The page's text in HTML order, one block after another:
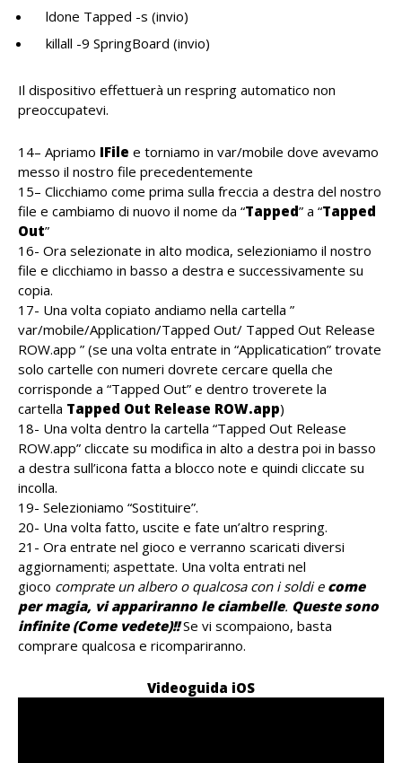
ldone Tapped -s (invio)
killall -9 SpringBoard (invio)
Il dispositivo effettuerà un respring automatico non
preoccupatevi.
14– Apriamo IFile e torniamo in var/mobile dove avevamo
messo il nostro file precedentemente
15– Clicchiamo come prima sulla freccia a destra del nostro
file e cambiamo di nuovo il nome da “Tapped” a “Tapped
Out”
16- Ora selezionate in alto modica, selezioniamo il nostro
file e clicchiamo in basso a destra e successivamente su
copia.
17- Una volta copiato andiamo nella cartella ”
var/mobile/Application/Tapped Out/ Tapped Out Release
ROW.app ” (se una volta entrate in “Applicatication” trovate
solo cartelle con numeri dovrete cercare quella che
corrisponde a “Tapped Out” e dentro troverete la
cartella Tapped Out Release ROW.app)
18- Una volta dentro la cartella “Tapped Out Release
ROW.app” cliccate su modifica in alto a destra poi in basso
a destra sull’icona fatta a blocco note e quindi cliccate su
incolla.
19- Selezioniamo “Sostituire”.
20- Una volta fatto, uscite e fate un’altro respring.
21- Ora entrate nel gioco e verranno scaricati diversi
aggiornamenti; aspettate. Una volta entrati nel
gioco comprate un albero o qualcosa con i soldi e come
per magia, vi appariranno le ciambelle. Queste sono
infinite (Come vedete)!!Se vi scompaiono, basta
comprare qualcosa e ricompariranno.
Videoguida iOS